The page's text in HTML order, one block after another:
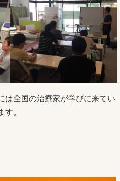
は全国の治療家が学びに来てい
す。